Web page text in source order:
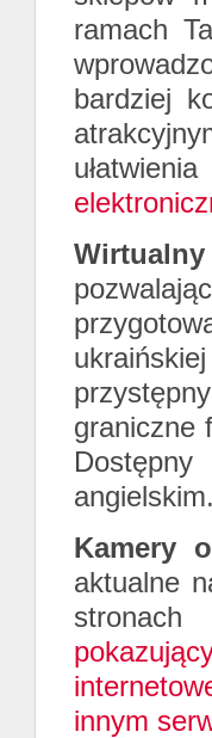
ramach
bardziej
graniczne
Kamery
aktualne
innym